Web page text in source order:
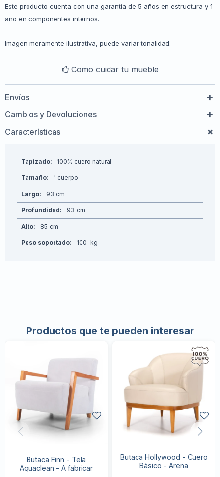
Este producto cuenta con una garantía de 5 años en estructura y 1
año en componentes internos.
Imagen meramente ilustrativa, puede variar tonalidad.
Como cuidar tu mueble
Envíos
Cambios y Devoluciones
Características
Tapizado 100% cuero natural
Tamaño 1 cuerpo
Largo 93
Profundidad 93
Alto 85
Peso soportado 100
Productos que te pueden interesar
Butaca Finn - Tela
Aquaclean - A fabricar
Butaca Hollywood - Cuero
Básico - Arena